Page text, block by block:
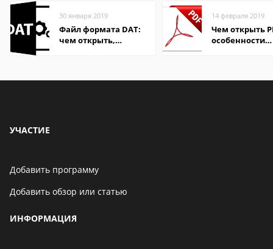
30 января 2019
Файл формата DAT:
чем открыть,
14 февраля 2019
Чем открыть
особенности
УЧАСТИЕ
Добавить программу
Добавить обзор или статью
ИНФОРМАЦИЯ